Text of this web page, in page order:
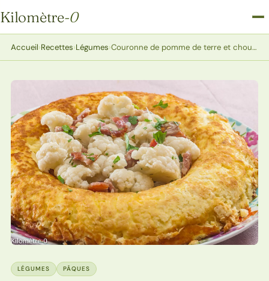
Kilomètre-0
Kilomètre-0
Accueil›Recettes›Légumes› Couronne de pomme de terre et chou fleur
LÉGUMES PÂQUES